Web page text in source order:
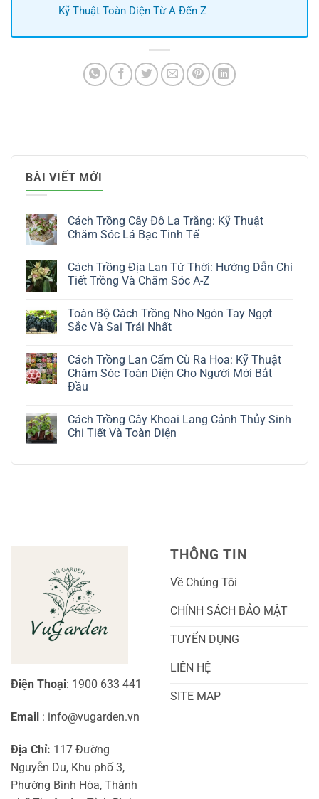
Kỹ Thuật Toàn Diện Từ A Đến Z
BÀI VIẾT MỚI
Cách Trồng Cây Đô La Trắng: Kỹ Thuật
Chăm Sóc Lá Bạc Tinh Tế
bình
luận
Cây
Đô
La
Thuật
Chăm
Sóc
Lá
Tế
Cách Trồng Địa Lan Tứ Thời: Hướng Dẫn Chi
Tiết Trồng Và Chăm Sóc A-Z
bình
luận
ở
Địa
Lan
Tứ
Thời:
Chi
Tiết
Trồng
Toàn Bộ Cách Trồng Nho Ngón Tay Ngọt
Sắc Và Sai Trái Nhất
bình
luận
ở
Toàn
Trồng
Nho
Ngón
Cách Trồng Lan Cẩm Cù Ra Hoa: Kỹ Thuật
Chăm Sóc Toàn Diện Cho Người Mới Bắt
Đầu
bình
luận
ở
Lan
Cho
Người
Mới
Bắt
Đầu
Cách Trồng Cây Khoai Lang Cảnh Thủy Sinh
Chi Tiết Và Toàn Diện
bình
Chi
Tiết
Và
Toàn
Diện
Điện Thoại: 1900 633 441
Email : info@vugarden.vn
Địa Chỉ: 117 Đường
Nguyễn Du, Khu phố 3,
Phường Bình Hòa, Thành
THÔNG TIN
Về Chúng Tôi
CHÍNH SÁCH BẢO MẬT
TUYỂN DỤNG
LIÊN HỆ
SITE MAP